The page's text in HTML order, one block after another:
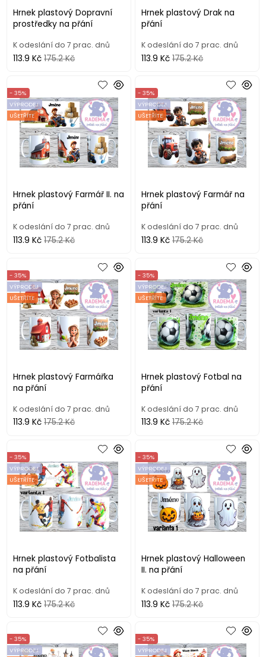
Hrnek plastový Dopravní
prostředky na přání
K odeslání do 7 prac. dnů
113.9 Kč 175.2 Kč
Hrnek plastový Drak na
přání
K odeslání do 7 prac. dnů
113.9 Kč 175.2 Kč
Hrnek plastový Farmář II. na
přání
- 35%
VÝPRODEJ
UŠETŘÍTE
K odeslání do 7 prac. dnů
113.9 Kč 175.2 Kč
Hrnek plastový Farmář na
přání
- 35%
VÝPRODEJ
UŠETŘÍTE
K odeslání do 7 prac. dnů
113.9 Kč 175.2 Kč
Hrnek plastový Farmářka
na přání
- 35%
VÝPRODEJ
UŠETŘÍTE
K odeslání do 7 prac. dnů
113.9 Kč 175.2 Kč
Hrnek plastový Fotbal na
přání
- 35%
VÝPRODEJ
UŠETŘÍTE
K odeslání do 7 prac. dnů
113.9 Kč 175.2 Kč
Hrnek plastový Fotbalista
na přání
- 35%
VÝPRODEJ
UŠETŘÍTE
K odeslání do 7 prac. dnů
113.9 Kč 175.2 Kč
Hrnek plastový Halloween
II. na přání
- 35%
VÝPRODEJ
UŠETŘÍTE
K odeslání do 7 prac. dnů
113.9 Kč 175.2 Kč
- 35%
VÝPRODEJ
- 35%
VÝPRODEJ